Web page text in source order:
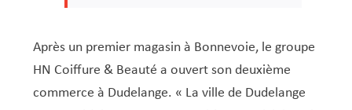
PAP NQ
PAP QE
Shared space
Après un premier magasin à Bonnevoie, le groupe
HN Coiffure & Beauté a ouvert son deuxième
commerce à Dudelange. « La ville de Dudelange